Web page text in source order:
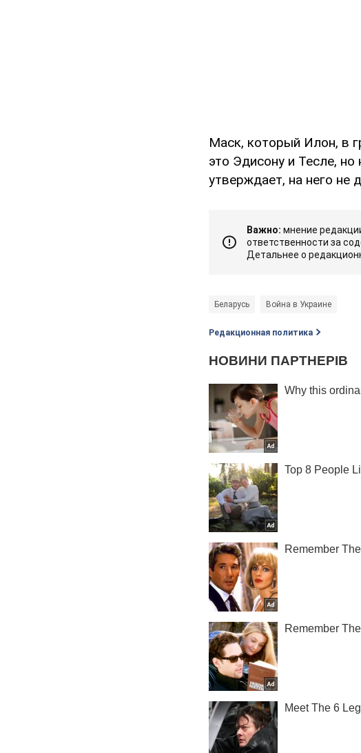
Маск, который Илон, в
это Эдисону и Тесле, но
утверждает, на него не
Важно: мнение
ответственности за
Детальнее о
Беларусь Война в Украине
Редакционная политика